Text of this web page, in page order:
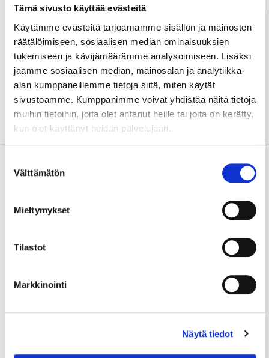
Tämä sivusto käyttää evästeitä
Käytämme evästeitä tarjoamamme sisällön ja mainosten
räätälöimiseen, sosiaalisen median ominaisuuksien
tukemiseen ja kävijämäärämme analysoimiseen. Lisäksi
jaamme sosiaalisen median, mainosalan ja analytiikka-
alan kumppaneillemme tietoja siitä, miten käytät
sivustoamme. Kumppanimme voivat yhdistää näitä tietoja
muihin tietoihin, joita olet antanut heille tai joita on kerätty,
kun olet käyttänyt heidän palvelujaan.
valinta
Välttämätön
Mieltymykset
Tilastot
Markkinointi
Näytä tiedot